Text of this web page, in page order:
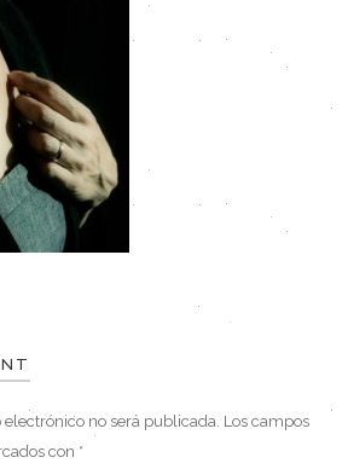
no será publicada. Los campos
con *